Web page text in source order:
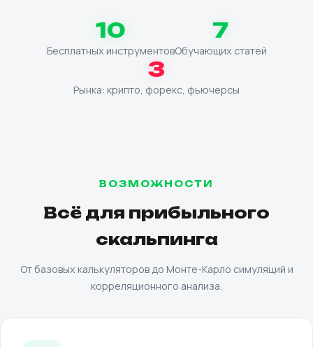
10
Бесплатных инструментов
7
Обучающих статей
3
Рынка: крипто, форекс, фьючерсы
ВОЗМОЖНОСТИ
Всё для прибыльного
скальпинга
От базовых калькуляторов до Монте-Карло симуляций и
корреляционного анализа.